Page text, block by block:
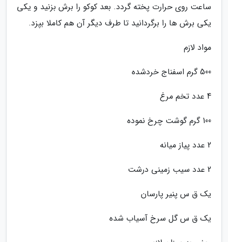
ساعت روی حرارت پخته گردد. بعد کوکو را برش بزنید و یکی
یکی برش ها را برگردانید تا طرف دیگر آن هم کاملا بپزد.
مواد لازم
500 گرم اسفناج خردشده
4 عدد تخم مرغ
100 گرم گوشت چرخ نموده
2 عدد پیاز میانه
2 عدد سیب زمینی درشت
یک ق س پنیر پارسان
یک ق س گل سرخ آسیاب شده